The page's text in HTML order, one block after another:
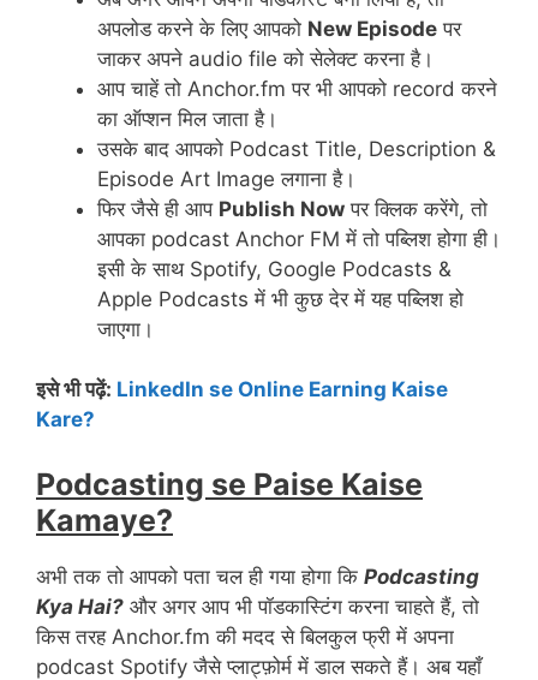
अपलोड करने के लिए आपको New Episode पर
जाकर अपने audio file को सेलेक्ट करना है।
आप चाहें तो Anchor.fm पर भी आपको record करने
का ऑप्शन मिल जाता है।
उसके बाद आपको Podcast Title, Description &
Episode Art Image लगाना है।
फिर जैसे ही आप Publish Now पर क्लिक करेंगे, तो
आपका podcast Anchor FM में तो पब्लिश होगा ही।
इसी के साथ Spotify, Google Podcasts &
Apple Podcasts में भी कुछ देर में यह पब्लिश हो
जाएगा।
इसे भी पढ़ें: LinkedIn se Online Earning Kaise
Kare?
Podcasting se Paise Kaise
Kamaye?
अभी तक तो आपको पता चल ही गया होगा कि Podcasting
Kya Hai? और अगर आप भी पॉडकास्टिंग करना चाहते हैं, तो
किस तरह Anchor.fm की मदद से बिलकुल फ्री में अपना
podcast Spotify जैसे प्लाट्फ़ोर्म में डाल सकते हैं। अब यहाँ